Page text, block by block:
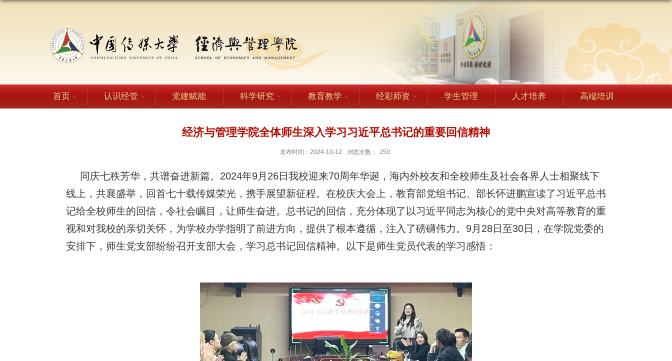
首页 认识经管 党建赋能 科学研究 教育教学 经彩师资 学生管理 人才培养 高端培训
经济与管理学院全体师生深入学习习近平总书记的重要回信精神
发布时间：2024-10-12 浏览次数： 250
同庆七秩芳华，共谱奋进新篇。2024年9月26日我校迎来70周年华诞，海内外校友和全校师生及社会各界人士相聚线下
线上，共襄盛举，回首七十载传媒荣光，携手展望新征程。在校庆大会上，教育部党组书记、部长怀进鹏宣读了习近平总书
记给全校师生的回信，令社会瞩目，让师生奋进。总书记的回信，充分体现了以习近平同志为核心的党中央对高等教育的重
视和对我校的亲切关怀，为学校办学指明了前进方向，提供了根本遵循，注入了磅礴伟力。9月28日至30日，在学院党委的
安排下，师生党支部纷纷召开支部大会，学习总书记回信精神。以下是师生党员代表的学习感悟：